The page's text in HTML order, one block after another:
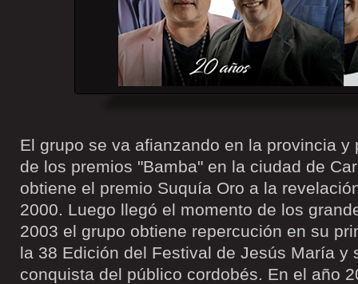
El grupo se va afianzando en la provincia y
de los premios "Bamba" en la ciudad de
obtiene el premio Suquía Oro a la
2000. Luego llegó el momento de los
2003 el grupo obtiene repercución en su
la 38 Edición del Festival de Jesús María y
conquista del público cordobés. En el año